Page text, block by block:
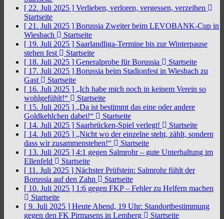
[ 22. Juli 2025 ] Verlieben, verloren, vergessen, verzeihen
Startseite
[ 21. Juli 2025 ] Borussia Zweiter beim LEVOBANK-Cup in
Wiesbach
Startseite
[ 19. Juli 2025 ] Saarlandliga-Termine bis zur Winterpause
stehen fest
Startseite
[ 18. Juli 2025 ] Generalprobe für Borussia
Startseite
[ 17. Juli 2025 ] Borussia beim Stadionfest in Wiesbach zu
Gast
Startseite
[ 16. Juli 2025 ] „Ich habe mich noch in keinem Verein so
wohlgefühlt!“
Startseite
[ 15. Juli 2025 ] „Da ist bestimmt das eine oder andere
Goldkehlchen dabei!“
Startseite
[ 14. Juli 2025 ] Saarbrücken-Spiel verlegt!
Startseite
[ 14. Juli 2025 ] „Nicht wo der einzelne steht, zählt, sondern
dass wir zusammenstehen!“
Startseite
[ 13. Juli 2025 ] 4:1 gegen Salmrohr – gute Unterhaltung im
Ellenfeld
Startseite
[ 11. Juli 2025 ] Nächster Prüfstein: Salmrohr fühlt der
Borussia auf den Zahn
Startseite
[ 10. Juli 2025 ] 1:6 gegen FKP – Fehler zu Helfern machen
Startseite
[ 9. Juli 2025 ] Heute Abend, 19 Uhr: Standortbestimmung
gegen den FK Pirmasens in Lemberg
Startseite